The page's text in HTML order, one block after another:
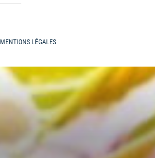
MENTIONS LÉGALES